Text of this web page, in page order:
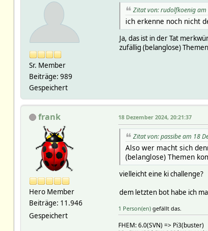
Sr. Member
Beiträge: 989
Gespeichert
Zitat von: rudolfkoenig am
ich erkenne noch nicht
Ja, das ist in der Tat
zufällig (belanglose)
frank
Hero Member
Beiträge: 11.946
Gespeichert
18 Dezember 2024, 20:21:37
Zitat von: passibe am 18
Also wer macht sich
(belanglose) Themen
vielleicht eine ki challenge?
dem letzten bot habe ich
1 Person(en)gefällt das.
FHEM: 6.0(SVN) => Pi3(buster)